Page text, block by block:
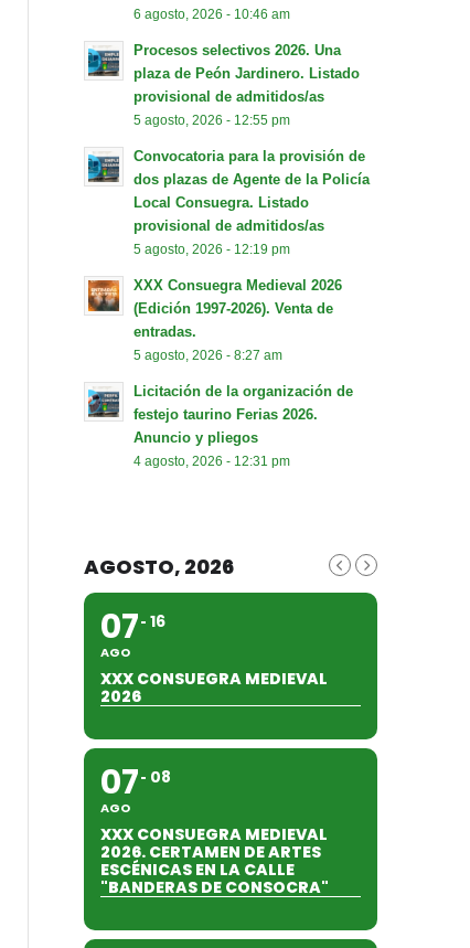
6 agosto, 2026 - 10:46 am
Procesos selectivos 2026. Una
plaza de Peón Jardinero. Listado
provisional de admitidos/as
5 agosto, 2026 - 12:55 pm
Convocatoria para la provisión de
dos plazas de Agente de la Policía
Local Consuegra. Listado
provisional de admitidos/as
5 agosto, 2026 - 12:19 pm
XXX Consuegra Medieval 2026
(Edición 1997-2026). Venta de
entradas.
5 agosto, 2026 - 8:27 am
Licitación de la organización de
festejo taurino Ferias 2026.
Anuncio y pliegos
4 agosto, 2026 - 12:31 pm
AGOSTO, 2026
07
AGO
16
XXX CONSUEGRA MEDIEVAL
2026
07
AGO
08
XXX CONSUEGRA MEDIEVAL
2026. CERTAMEN DE ARTES
ESCÉNICAS EN LA CALLE
"BANDERAS DE CONSOCRA"